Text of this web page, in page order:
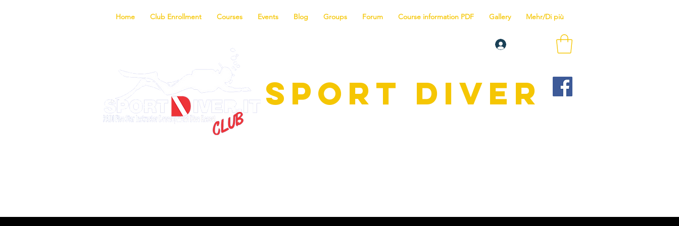
Home Club Enrollment Courses Events Blog Groups Forum Course information PDF Gallery Mehr/Di più
SPORT DIVER